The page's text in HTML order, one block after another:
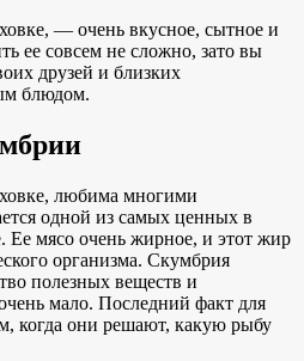
— очень вкусное, сытное и
ее совсем не сложно, зато вы
друзей и близких
блюдом.
любима многими
одной из самых ценных в
Ее мясо очень жирное, и этот жир
организма. Скумбрия
полезных веществ и
мало. Последний факт для
когда они решают, какую рыбу